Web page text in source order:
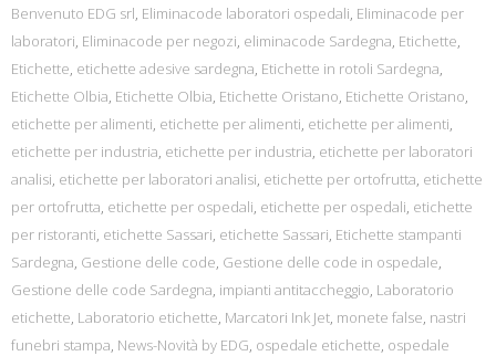
Benvenuto EDG srl, Eliminacode laboratori ospedali, Eliminacode per
laboratori, Eliminacode per negozi, eliminacode Sardegna, Etichette,
Etichette, etichette adesive sardegna, Etichette in rotoli Sardegna,
Etichette Olbia, Etichette Olbia, Etichette Oristano, Etichette Oristano,
etichette per alimenti, etichette per alimenti, etichette per alimenti,
etichette per industria, etichette per industria, etichette per laboratori
analisi, etichette per laboratori analisi, etichette per ortofrutta, etichette
per ortofrutta, etichette per ospedali, etichette per ospedali, etichette
per ristoranti, etichette Sassari, etichette Sassari, Etichette stampanti
Sardegna, Gestione delle code, Gestione delle code in ospedale,
Gestione delle code Sardegna, impianti antitaccheggio, Laboratorio
etichette, Laboratorio etichette, Marcatori Ink Jet, monete false, nastri
funebri stampa, News-Novità by EDG, ospedale etichette, ospedale